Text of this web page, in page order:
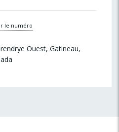
le numéro
Ouest, Gatineau,